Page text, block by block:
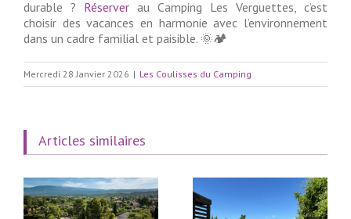
durable ? Réserver au Camping Les Verguettes, c’est
choisir des vacances en harmonie avec l’environnement
dans un cadre familial et paisible. 🌞🏕️
Mercredi 28 Janvier 2026 | Les Coulisses du Camping
Articles similaires